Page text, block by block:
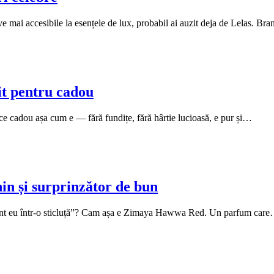
mai accesibile la esențele de lux, probabil ai auzit deja de Lelas.
pentru cadou
cadou așa cum e — fără fundițe, fără hârtie lucioasă, e pur și…
și surprinzător de bun
eu într-o sticluță”? Cam așa e Zimaya Hawwa Red. Un parfum